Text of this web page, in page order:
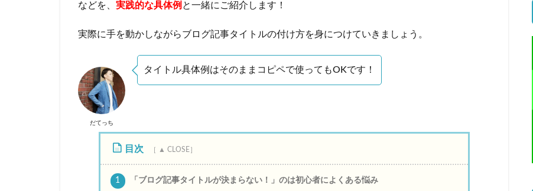
などを、 実践的な具体例 と一緒にご紹介します！
実際に手を動かしながらブログ記事タイトルの付け方を身につけていきましょう。
だてっち
タイトル具体例はそのままコピペで使ってもOKです！
目次
1 「ブログ記事タイトルが決まらない！」のは初心者によくある悩み